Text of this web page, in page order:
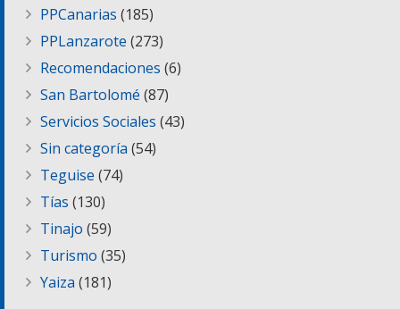
PPCanarias (185)
PPLanzarote (273)
Recomendaciones (6)
San Bartolomé (87)
Servicios Sociales (43)
Sin categoría (54)
Teguise (74)
Tías (130)
Tinajo (59)
Turismo (35)
Yaiza (181)